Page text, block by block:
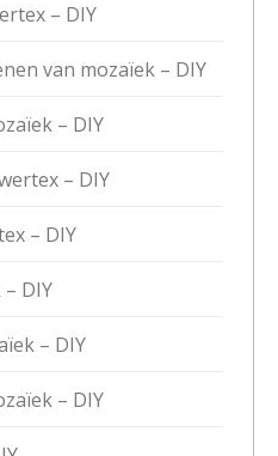
– DIY
van mozaïek – DIY
– DIY
– DIY
– DIY
DIY
– DIY
– DIY